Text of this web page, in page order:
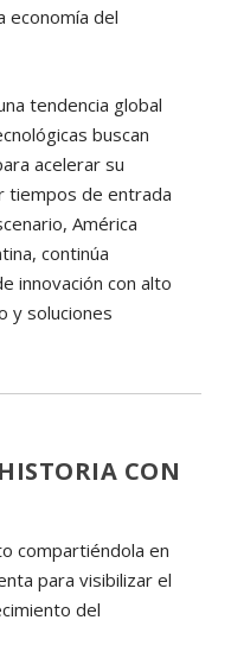
economía del
tendencia global
buscan
acelerar su
tiempos de entrada
América
continúa
innovación con alto
y soluciones
CON
compartiéndola en
para visibilizar el
del